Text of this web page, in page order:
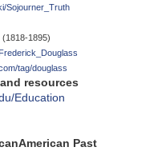
Sojourner_Truth
1895)
tag/douglass
resources
Education
Past